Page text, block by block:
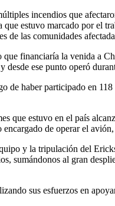
incendios que
estuvo marcado por el
de las comunidades
financiaría la venida a
ese punto operó
de haber participado en
que estuvo en el país
de operar el
y la tripulación del
sumándonos al gran
sus esfuerzos en